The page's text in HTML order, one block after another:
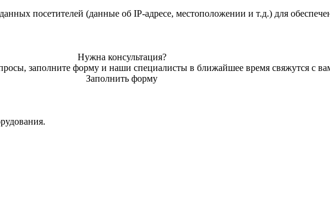
посетителей (данные об IP-адресе, местоположении и т.д.) для
Нужна консультация?
заполните форму и наши специалисты в ближайшее время свяжутся с
Заполнить форму